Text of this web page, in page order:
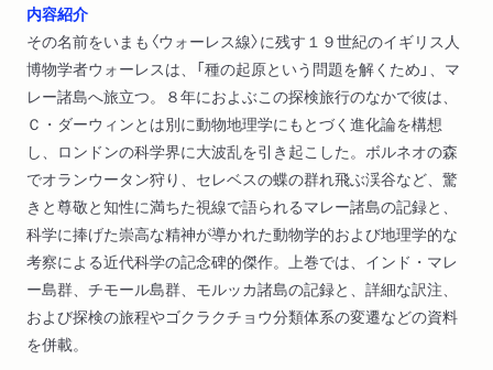
内容紹介
その名前をいまも〈ウォーレス線〉に残す１９世紀のイギリス人
博物学者ウォーレスは、「種の起原という問題を解くため」、マ
レー諸島へ旅立つ。８年におよぶこの探検旅行のなかで彼は、
Ｃ・ダーウィンとは別に動物地理学にもとづく進化論を構想
し、ロンドンの科学界に大波乱を引き起こした。ボルネオの森
でオランウータン狩り、セレベスの蝶の群れ飛ぶ渓谷など、驚
きと尊敬と知性に満ちた視線で語られるマレー諸島の記録と、
科学に捧げた崇高な精神が導かれた動物学的および地理学的な
考察による近代科学の記念碑的傑作。上巻では、インド・マレ
ー島群、チモール島群、モルッカ諸島の記録と、詳細な訳注、
および探検の旅程やゴクラクチョウ分類体系の変遷などの資料
を併載。